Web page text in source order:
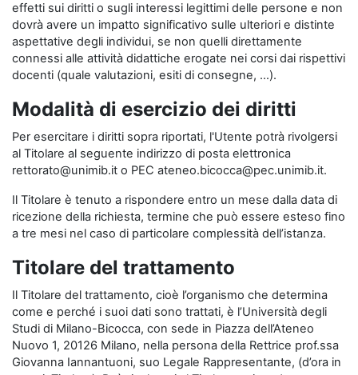
effetti sui diritti o sugli interessi legittimi delle persone e non
dovrà avere un impatto significativo sulle ulteriori e distinte
aspettative degli individui, se non quelli direttamente
connessi alle attività didattiche erogate nei corsi dai rispettivi
docenti (quale valutazioni, esiti di consegne, …).
Modalità di esercizio dei diritti
Per esercitare i diritti sopra riportati, l'Utente potrà rivolgersi
al Titolare al seguente indirizzo di posta elettronica
rettorato@unimib.it o PEC ateneo.bicocca@pec.unimib.it.
Il Titolare è tenuto a rispondere entro un mese dalla data di
ricezione della richiesta, termine che può essere esteso fino
a tre mesi nel caso di particolare complessità dell’istanza.
Titolare del trattamento
Il Titolare del trattamento, cioè l’organismo che determina
come e perché i suoi dati sono trattati, è l’Università degli
Studi di Milano-Bicocca, con sede in Piazza dell’Ateneo
Nuovo 1, 20126 Milano, nella persona della Rettrice prof.ssa
Giovanna Iannantuoni, suo Legale Rappresentante, (d’ora in